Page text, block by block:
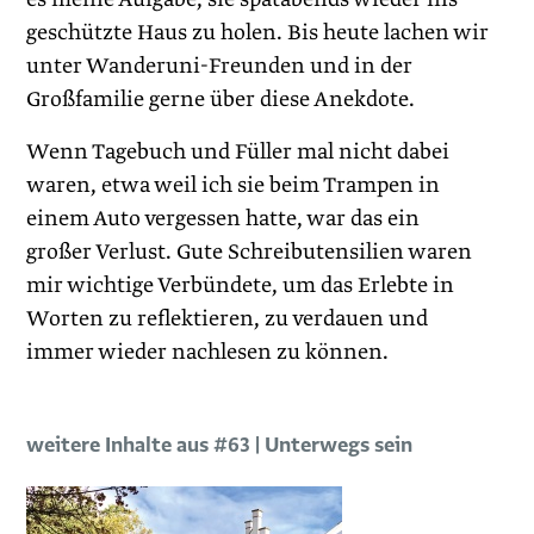
geschützte Haus zu holen. Bis heute lachen wir
unter Wanderuni-Freunden und in der
Großfamilie gerne über diese Anekdote.
Wenn Tagebuch und Füller mal nicht dabei
waren, etwa weil ich sie beim Trampen in
einem Auto vergessen hatte, war das ein
großer Verlust. Gute Schreibutensilien waren
mir wichtige Verbündete, um das Erlebte in
Worten zu reflektieren, zu verdauen und
immer wieder nachlesen zu können.
weitere Inhalte aus #63 | Unterwegs sein